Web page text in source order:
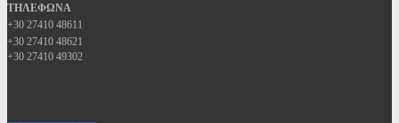
ΤΗΛΕΦΩΝΑ
+30 27410 48611
+30 27410 48621
+30 27410 49302